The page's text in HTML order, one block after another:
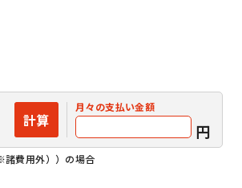
計算
月々の支払い金額
円
費用外））の場合